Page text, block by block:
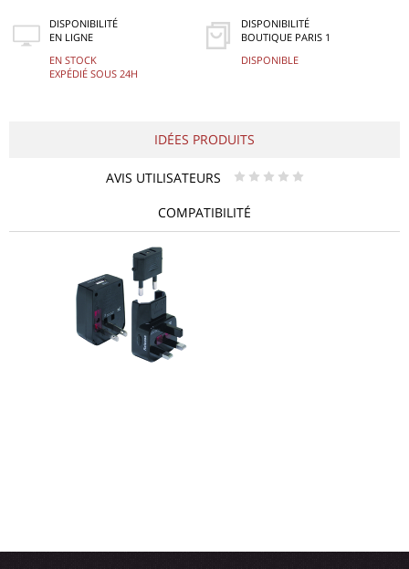
DISPONIBILITÉ
EN LIGNE
EN STOCK
EXPÉDIÉ SOUS 24H
DISPONIBILITÉ
BOUTIQUE PARIS 1
DISPONIBLE
IDÉES PRODUITS
AVIS UTILISATEURS * * * * *
COMPATIBILITÉ